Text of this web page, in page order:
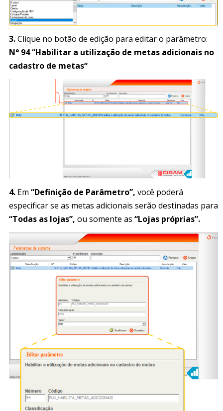
3.Clique no botão de edição para editar o parâmetro:
N° 94 “Habilitar a utilização de metas adicionais no
cadastro de metas“
4. Em “Definição de Parâmetro”, você poderá
especificar se as metas adicionais serão destinadas para
“Todas as lojas”, ou somente as “Lojas próprias”.